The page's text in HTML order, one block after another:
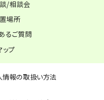
/相談会
場所
るご質問
ップ
情報の取扱い方法